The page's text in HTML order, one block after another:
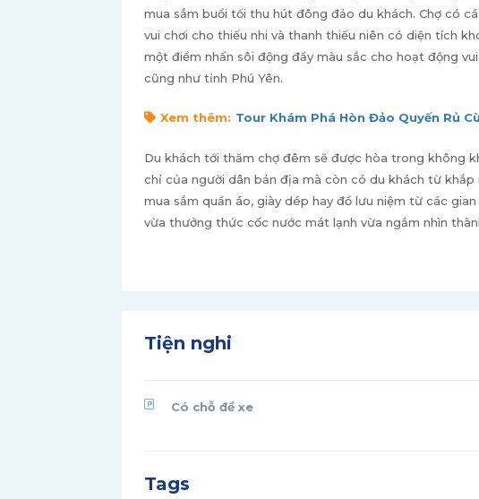
mua sắm buổi tối thu hút đông đảo du khách. Chợ có
vui chơi cho thiếu nhi và thanh thiếu niên có diện tích
một điểm nhấn sôi động đầy màu sắc cho hoạt động
cũng như tỉnh Phú Yên.
Xem thêm: Tour Khám Phá Hòn Đảo Quyến Rủ
Du khách tới thăm chợ đêm sẽ được hòa trong không
chỉ của người dân bản địa mà còn có du khách từ
mua sắm quần áo, giày dép hay đồ lưu niệm từ các
vừa thưởng thức cốc nước mát lạnh vừa ngắm nhìn
Tiện nghi
Có chỗ để xe
Tags